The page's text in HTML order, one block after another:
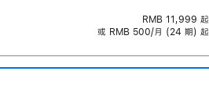
RMB 11,999 起
或 RMB 500/月 (24 期) 起